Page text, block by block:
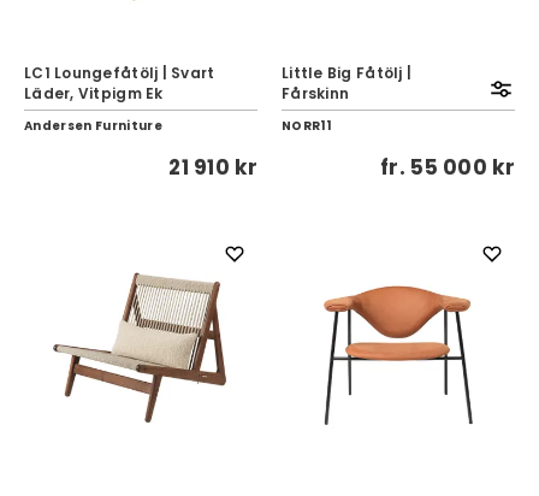
LC1 Loungefåtölj | Svart
Läder, Vitpigm Ek
Andersen Furniture
21 910 kr
Little Big Fåtölj |
Fårskinn
NORR11
fr. 55 000 kr